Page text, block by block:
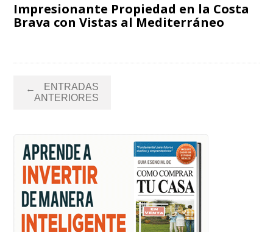
Impresionante Propiedad en la Costa
Brava con Vistas al Mediterráneo
entradas
←
ENTRADAS
ANTERIORES